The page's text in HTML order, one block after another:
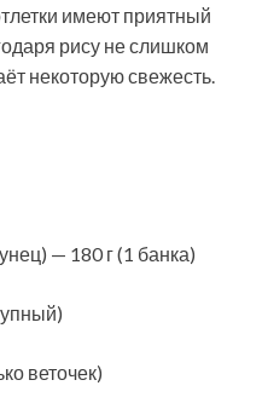
имеют приятный
рису не слишком
некоторую свежесть.
— 180 г (1 банка)
веточек)